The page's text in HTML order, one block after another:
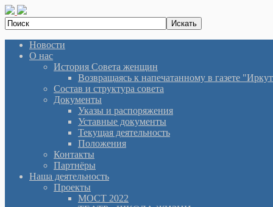
Новости
О нас
История Cовета женщин
Возвращаясь к напечатанному в газете
Состав и структура совета
Документы
Указы и распоряжения
Уставные документы
Текущая деятельность
Положения
Контакты
Партнёры
Наша деятельность
Проекты
МОСТ 2022